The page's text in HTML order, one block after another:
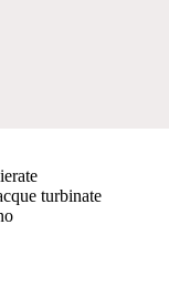
turbinate